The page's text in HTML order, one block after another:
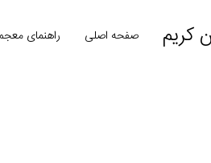
کریم صفحه اصلی راهنمای